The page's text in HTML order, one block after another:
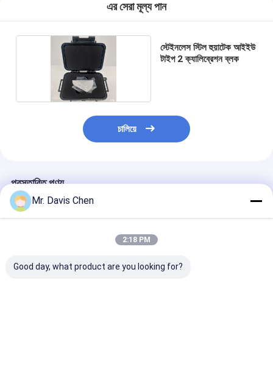
এর সেরা মূল্য পান
স্টেইনলেস স্টিল হুয়াটেক আইইউ
টাইপ 2 ক্যালিব্রেশন ব্লক
চালিয়ে
প্রস্তাবিত পণ্য
Mr. Davis Chen
2:18 PM
Good day, what product are you looking for?